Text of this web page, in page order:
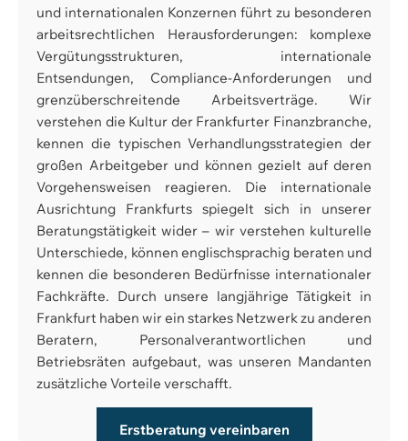
und internationalen Konzernen führt zu besonderen
arbeitsrechtlichen Herausforderungen: komplexe
Vergütungsstrukturen, internationale
Entsendungen, Compliance-Anforderungen und
grenzüberschreitende Arbeitsverträge. Wir
verstehen die Kultur der Frankfurter Finanzbranche,
kennen die typischen Verhandlungsstrategien der
großen Arbeitgeber und können gezielt auf deren
Vorgehensweisen reagieren. Die internationale
Ausrichtung Frankfurts spiegelt sich in unserer
Beratungstätigkeit wider – wir verstehen kulturelle
Unterschiede, können englischsprachig beraten und
kennen die besonderen Bedürfnisse internationaler
Fachkräfte. Durch unsere langjährige Tätigkeit in
Frankfurt haben wir ein starkes Netzwerk zu anderen
Beratern, Personalverantwortlichen und
Betriebsräten aufgebaut, was unseren Mandanten
zusätzliche Vorteile verschafft.
Erstberatung vereinbaren